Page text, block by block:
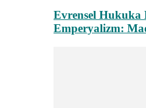
Evrensel Hukuka
Emperyalizm: